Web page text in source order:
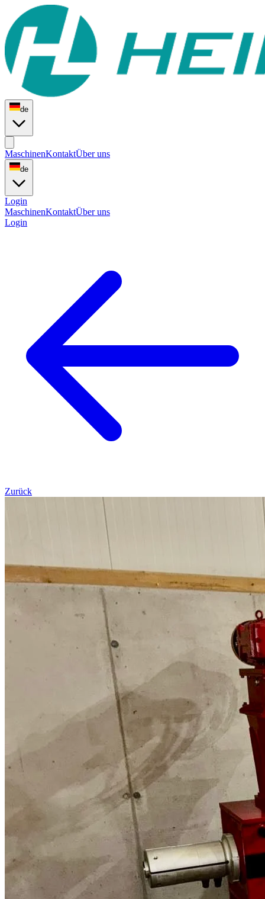
de
MaschinenKontaktÜber uns
de
Login
MaschinenKontaktÜber uns
Login
Zurück